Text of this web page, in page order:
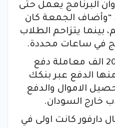
البرنامج يعمل حتى
“وأضاف الجمعة كان
بينما يتزاحم الطلاب
في ساعات محددة.
وكشف عن اجراء نحو 20 الف معاملة دفع
خلال 10 ايام منها الدفع عبر بنكك
الاموال والدفع
خارج السودان.
دارفور كانت اولى في